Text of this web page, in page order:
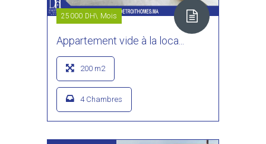
25000 DH\ Mois
Appartement vide à la loca...
200 m2
4 Chambres